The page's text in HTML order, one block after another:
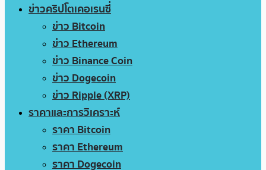
ข่าวคริปโตเคอเรนซี่
ข่าว Bitcoin
ข่าว Ethereum
ข่าว Binance Coin
ข่าว Dogecoin
ข่าว Ripple (XRP)
ราคาและการวิเคราะห์
ราคา Bitcoin
ราคา Ethereum
ราคา Dogecoin